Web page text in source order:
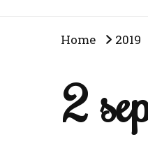
Home 2019
2